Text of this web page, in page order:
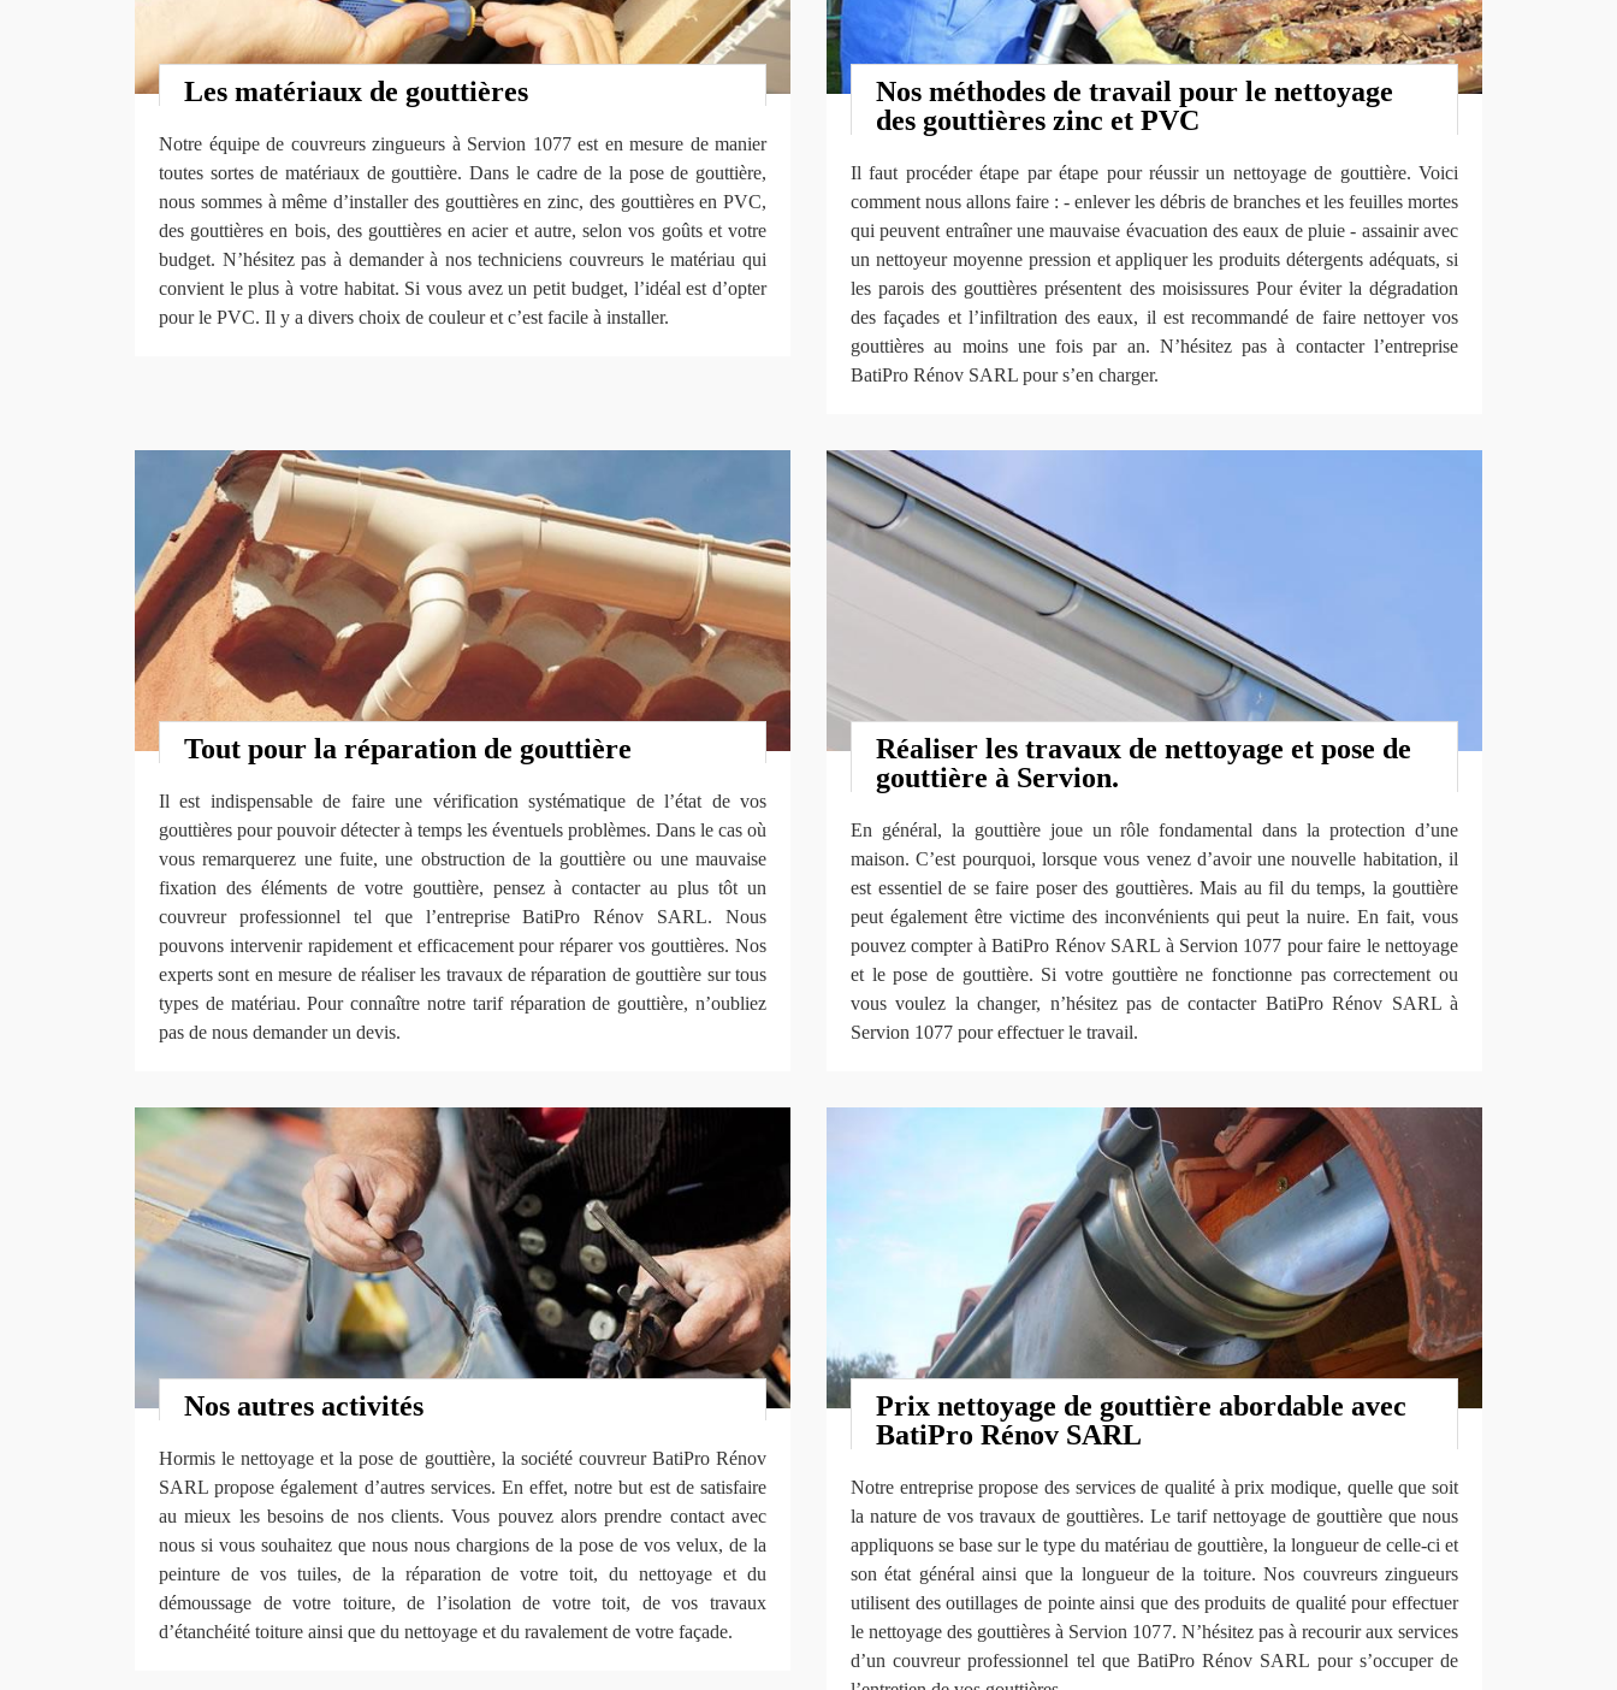
Les matériaux de gouttières
Notre équipe de couvreurs zingueurs à Servion 1077 est en mesure de manier
toutes sortes de matériaux de gouttière. Dans le cadre de la pose de gouttière,
nous sommes à même d’installer des gouttières en zinc, des gouttières en PVC,
des gouttières en bois, des gouttières en acier et autre, selon vos goûts et votre
budget. N’hésitez pas à demander à nos techniciens couvreurs le matériau qui
convient le plus à votre habitat. Si vous avez un petit budget, l’idéal est d’opter
pour le PVC. Il y a divers choix de couleur et c’est facile à installer.
Nos méthodes de travail pour le nettoyage
des gouttières zinc et PVC
Il faut procéder étape par étape pour réussir un nettoyage de gouttière. Voici
comment nous allons faire : - enlever les débris de branches et les feuilles mortes
qui peuvent entraîner une mauvaise évacuation des eaux de pluie - assainir avec
un nettoyeur moyenne pression et appliquer les produits détergents adéquats, si
les parois des gouttières présentent des moisissures Pour éviter la dégradation
des façades et l’infiltration des eaux, il est recommandé de faire nettoyer vos
gouttières au moins une fois par an. N’hésitez pas à contacter l’entreprise
BatiPro Rénov SARL pour s’en charger.
Tout pour la réparation de gouttière
Il est indispensable de faire une vérification systématique de l’état de vos
gouttières pour pouvoir détecter à temps les éventuels problèmes. Dans le cas où
vous remarquerez une fuite, une obstruction de la gouttière ou une mauvaise
fixation des éléments de votre gouttière, pensez à contacter au plus tôt un
couvreur professionnel tel que l’entreprise BatiPro Rénov SARL. Nous
pouvons intervenir rapidement et efficacement pour réparer vos gouttières. Nos
experts sont en mesure de réaliser les travaux de réparation de gouttière sur tous
types de matériau. Pour connaître notre tarif réparation de gouttière, n’oubliez
pas de nous demander un devis.
Réaliser les travaux de nettoyage et pose de
gouttière à Servion.
En général, la gouttière joue un rôle fondamental dans la protection d’une
maison. C’est pourquoi, lorsque vous venez d’avoir une nouvelle habitation, il
est essentiel de se faire poser des gouttières. Mais au fil du temps, la gouttière
peut également être victime des inconvénients qui peut la nuire. En fait, vous
pouvez compter à BatiPro Rénov SARL à Servion 1077 pour faire le nettoyage
et le pose de gouttière. Si votre gouttière ne fonctionne pas correctement ou
vous voulez la changer, n’hésitez pas de contacter BatiPro Rénov SARL à
Servion 1077 pour effectuer le travail.
Nos autres activités
Hormis le nettoyage et la pose de gouttière, la société couvreur BatiPro Rénov
SARL propose également d’autres services. En effet, notre but est de satisfaire
au mieux les besoins de nos clients. Vous pouvez alors prendre contact avec
nous si vous souhaitez que nous nous chargions de la pose de vos velux, de la
peinture de vos tuiles, de la réparation de votre toit, du nettoyage et du
démoussage de votre toiture, de l’isolation de votre toit, de vos travaux
d’étanchéité toiture ainsi que du nettoyage et du ravalement de votre façade.
Prix nettoyage de gouttière abordable avec
BatiPro Rénov SARL
Notre entreprise propose des services de qualité à prix modique, quelle que soit
la nature de vos travaux de gouttières. Le tarif nettoyage de gouttière que nous
appliquons se base sur le type du matériau de gouttière, la longueur de celle-ci et
son état général ainsi que la longueur de la toiture. Nos couvreurs zingueurs
utilisent des outillages de pointe ainsi que des produits de qualité pour effectuer
le nettoyage des gouttières à Servion 1077. N’hésitez pas à recourir aux services
d’un couvreur professionnel tel que BatiPro Rénov SARL pour s’occuper de